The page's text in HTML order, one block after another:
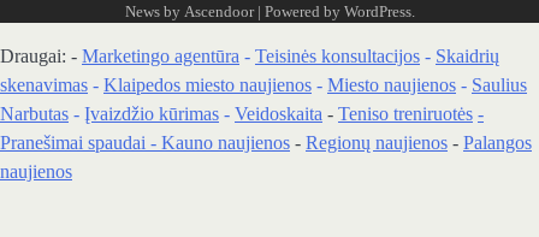
News by Ascendoor| Powered by WordPress.
Draugai: - Marketingo agentūra - Teisinės konsultacijos - Skaidrių
skenavimas - Klaipedos miesto naujienos - Miesto naujienos - Saulius
Narbutas - Įvaizdžio kūrimas - Veidoskaita - Teniso treniruotės -
Pranešimai spaudai - Kauno naujienos - Regionų naujienos - Palangos
naujienos